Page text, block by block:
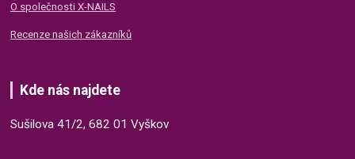
O společnosti X-NAILS
Recenze našich zákazníků
Kde nás najdete
Sušilova 41/2, 682 01 Vyškov